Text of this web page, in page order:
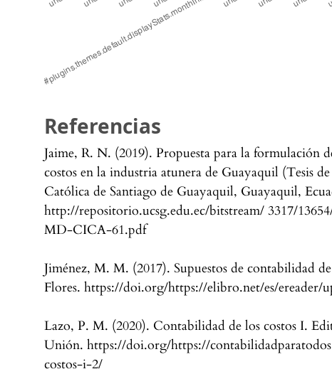
Referencias
Jaime, R. N. (2019). Propuesta para la formulación
costos en la industria atunera de Guayaquil (Tesis
Católica de Santiago de Guayaquil, Guayaquil,
http://repositorio.ucsg.edu.ec/bitstream/ 3317/
MD-CICA-61.pdf
Jiménez, M. M. (2017). Supuestos de contabilidad
Flores. https://doi.org/https://elibro.net/es/ereader/
Lazo, P. M. (2020). Contabilidad de los costos I.
Unión. https://doi.org/https://
costos-i-2/